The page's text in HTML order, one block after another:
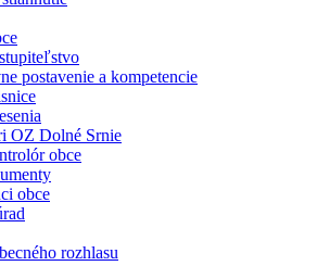
postavenie a kompetencie
OZ Dolné Srnie
obce
obce
rozhlasu